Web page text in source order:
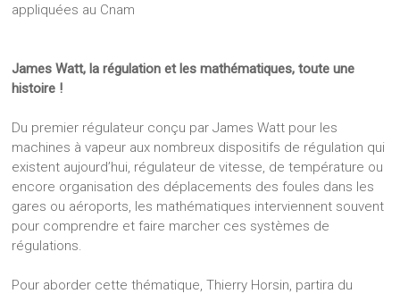
appliquées au Cnam
James Watt, la régulation et les mathématiques, toute une
histoire !
Du premier régulateur conçu par James Watt pour les
machines à vapeur aux nombreux dispositifs de régulation qui
existent aujourd’hui, régulateur de vitesse, de température ou
encore organisation des déplacements des foules dans les
gares ou aéroports, les mathématiques interviennent souvent
pour comprendre et faire marcher ces systèmes de
régulations.
Pour aborder cette thématique, Thierry Horsin, partira du